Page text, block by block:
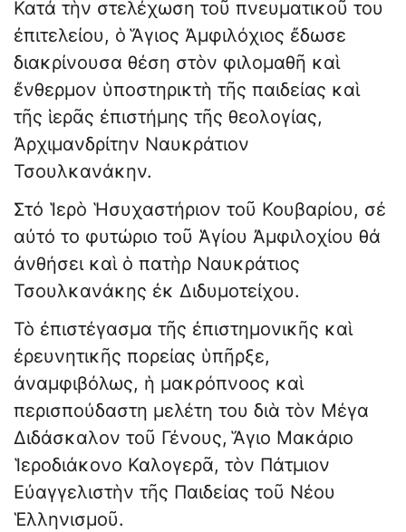
Κατά τὴν στελέχωση τοῦ πνευματικοῦ του
ἐπιτελείου, ὁ Ἅγιος Ἀμφιλόχιος ἔδωσε
διακρίνουσα θέση στὸν φιλομαθῆ καὶ
ἔνθερμον ὑποστηρικτὴ τῆς παιδείας καὶ
τῆς ἱερᾶς ἐπιστήμης τῆς θεολογίας,
Ἀρχιμανδρίτην Ναυκράτιον
Τσουλκανάκην.
Στό Ἱερὸ Ἡσυχαστήριον τοῦ Κουβαρίου, σέ
αὐτό το φυτώριο τοῦ Ἁγίου Ἀμφιλοχίου θά
ἀνθήσει καὶ ὁ πατὴρ Ναυκράτιος
Τσουλκανάκης ἐκ Διδυμοτείχου.
Τὸ ἐπιστέγασμα τῆς ἐπιστημονικῆς καὶ
ἐρευνητικῆς πορείας ὑπῆρξε,
ἀναμφιβόλως, ἡ μακρόπνοος καὶ
περισπούδαστη μελέτη του διὰ τὸν Μέγα
Διδάσκαλον τοῦ Γένους, Ἅγιο Μακάριο
Ἱεροδιάκονο Καλογερᾶ, τὸν Πάτμιον
Εὐαγγελιστὴν τῆς Παιδείας τοῦ Νέου
Ἑλληνισμοῦ.